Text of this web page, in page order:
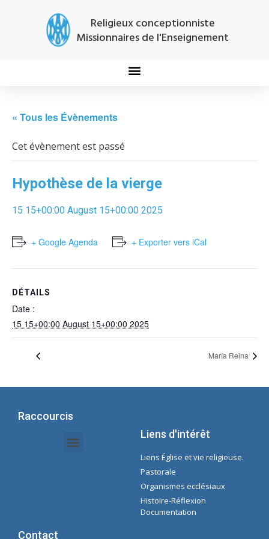
Religieux conceptionniste
Missionnaires de l'Enseignement
« Tous les Évènements
Cet évènement est passé
Hypothèse de la vierge
15 15+00:00 August 15+00:00 2025
+ Google Agenda + Exporter vers iCal
DÉTAILS
Date :
15 15+00:00 August 15+00:00 2025
María Reina
Raccourcis
Liens d'intérêt
Liens Église et vie religieuse.
Pastorale
Organismes ecclésiaux
Histoire-Réflexion
Documentation
Contact